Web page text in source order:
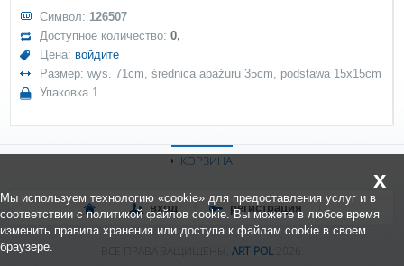
Символ: 126507
Доступное количество:0,
Цена: войдите
Размер: wys. 71cm, średnica abażuru 35cm, podstawa 15x15cm
Упаковка 1
КОРЗИНА
вход регистрация
ВСЕ ПРАВА ЗАЩИЩЕНЫ, ART-POL2026.
x
Мы используем технологию «cookie» для предоставления услуг и в
соответствии с политикой файлов cookie. Вы можете в любое время
изменить правила хранения или доступа к файлам cookie в своем
браузере.